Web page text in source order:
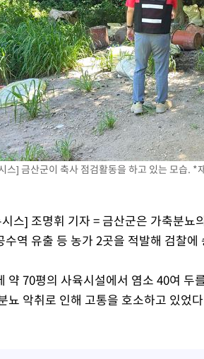
스] 금산군이 축사 점검활동을 하고 있는 모습. *
스] 조명휘 기자 = 금산군은 가축분뇨
수역 유출 등 농가 2곳을 적발해 검찰
약 70평의 사육시설에서 염소 40여 두
뇨 악취로 인해 고통을 호소하고 있었